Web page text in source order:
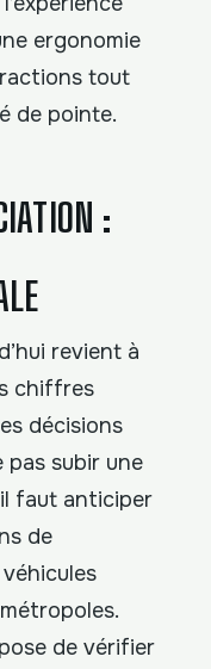
ergonomie
tout
de pointe.
:
revient à
chiffres
décisions
pas subir une
il faut anticiper
de
de vérifier